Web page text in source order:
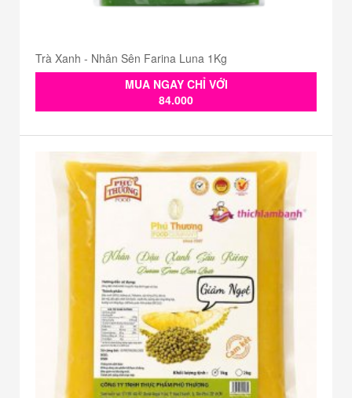
Trà Xanh - Nhân Sên Farina Luna 1Kg
MUA NGAY CHỈ VỚI
84.000